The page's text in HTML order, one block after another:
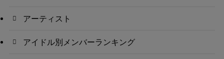
アーティスト
アイドル別メンバーランキング